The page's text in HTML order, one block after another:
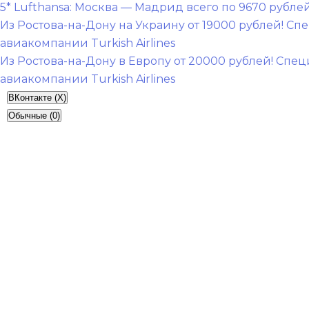
5* Lufthansa: Москва — Мадрид всего по 9670
Навигация
по
записям
Из Ростова-на-Дону на Украину от 19000 рублей!
авиакомпании Turkish Airlines
Из Ростова-на-Дону в Европу от 20000 рублей!
авиакомпании Turkish Airlines
ВКонтакте (X)
Обычные (0)